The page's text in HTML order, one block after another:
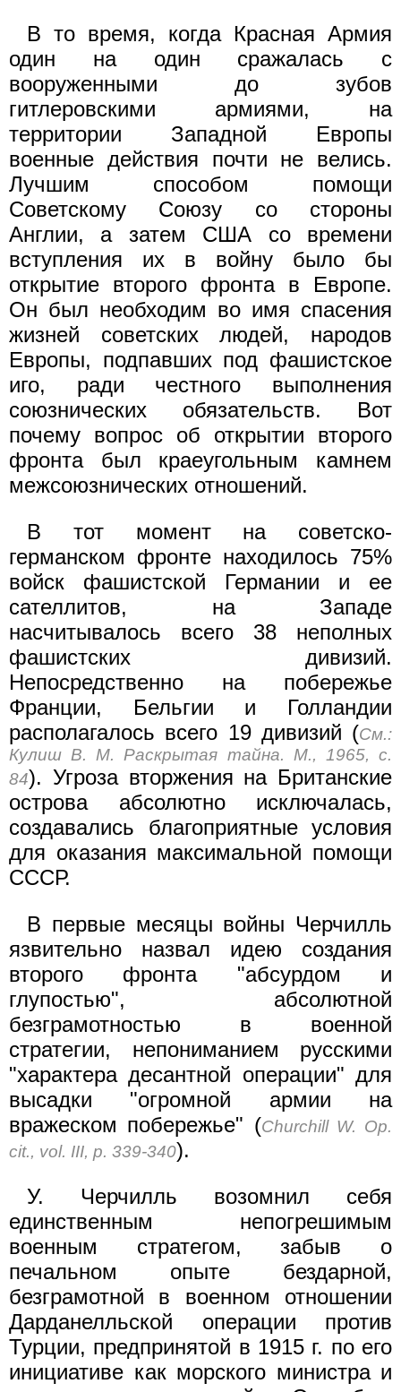
В то время, когда Красная Армия
один на один сражалась с
вооруженными до зубов
гитлеровскими армиями, на
территории Западной Европы
военные действия почти не велись.
Лучшим способом помощи
Советскому Союзу со стороны
Англии, а затем США со времени
вступления их в войну было бы
открытие второго фронта в Европе.
Он был необходим во имя спасения
жизней советских людей, народов
Европы, подпавших под фашистское
иго, ради честного выполнения
союзнических обязательств. Вот
почему вопрос об открытии второго
фронта был краеугольным камнем
межсоюзнических отношений.
В тот момент на советско-
германском фронте находилось 75%
войск фашистской Германии и ее
сателлитов, на Западе
насчитывалось всего 38 неполных
фашистских дивизий.
Непосредственно на побережье
Франции, Бельгии и Голландии
располагалось всего 19 дивизий (См.:
Кулиш В. М. Раскрытая тайна. М., 1965, с.
84). Угроза вторжения на Британские
острова абсолютно исключалась,
создавались благоприятные условия
для оказания максимальной помощи
СССР.
В первые месяцы войны Черчилль
язвительно назвал идею создания
второго фронта "абсурдом и
глупостью", абсолютной
безграмотностью в военной
стратегии, непониманием русскими
"характера десантной операции" для
высадки "огромной армии на
вражеском побережье" (Churchill W. Op.
cit., vol. III, p. 339-340).
У. Черчилль возомнил себя
единственным непогрешимым
военным стратегом, забыв о
печальном опыте бездарной,
безграмотной в военном отношении
Дарданелльской операции против
Турции, предпринятой в 1915 г. по его
инициативе как морского министра и